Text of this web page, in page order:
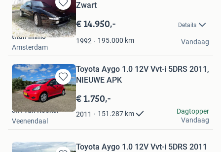
Bewaren
in
Mijn
Favorieten
Zwart
€ 14.950,- Details
1992 195.000 km
titan immo
Amsterdam
Vandaag
Bewaren
in
Mijn
Favorieten
Toyota Aygo 1.0 12V Vvt-i 5DRS 2011,
NIEUWE APK
€ 1.750,-
2011 151.287 km
J.P. van Roekel
Veenendaal
Dagtopper
Vandaag
Toyota Aygo 1.0 12V Vvt-i 5DRS 2011